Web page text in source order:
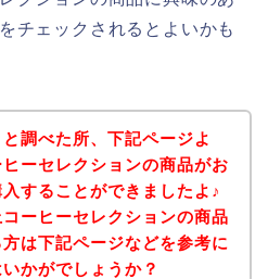
チェックされるとよいかも
調べた所、下記ページよ
ーセレクションの商品がお
することができましたよ♪
ーヒーセレクションの商品
は下記ページなどを参考に
かがでしょうか？